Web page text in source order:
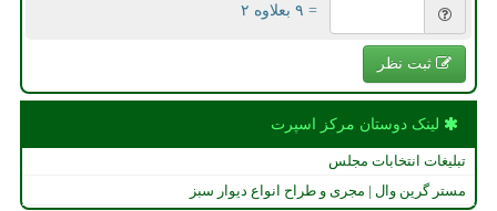
= ۹ بعلاوه ۲
ثبت نظر
لینک دوستان مركز اسپرت
تبلیغات انتخابات مجلس
مستر گرین وال | مجری و طراح انواع دیوار سبز